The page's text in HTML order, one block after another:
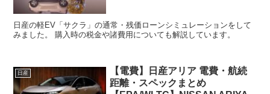
日産の軽EV「サクラ」の通常・残価ローンシミュレーションをして
みました。 購入時の税金や諸費用についても解説しています。
日産
【電費】日産アリア 電費・航続
距離・スペックまとめ